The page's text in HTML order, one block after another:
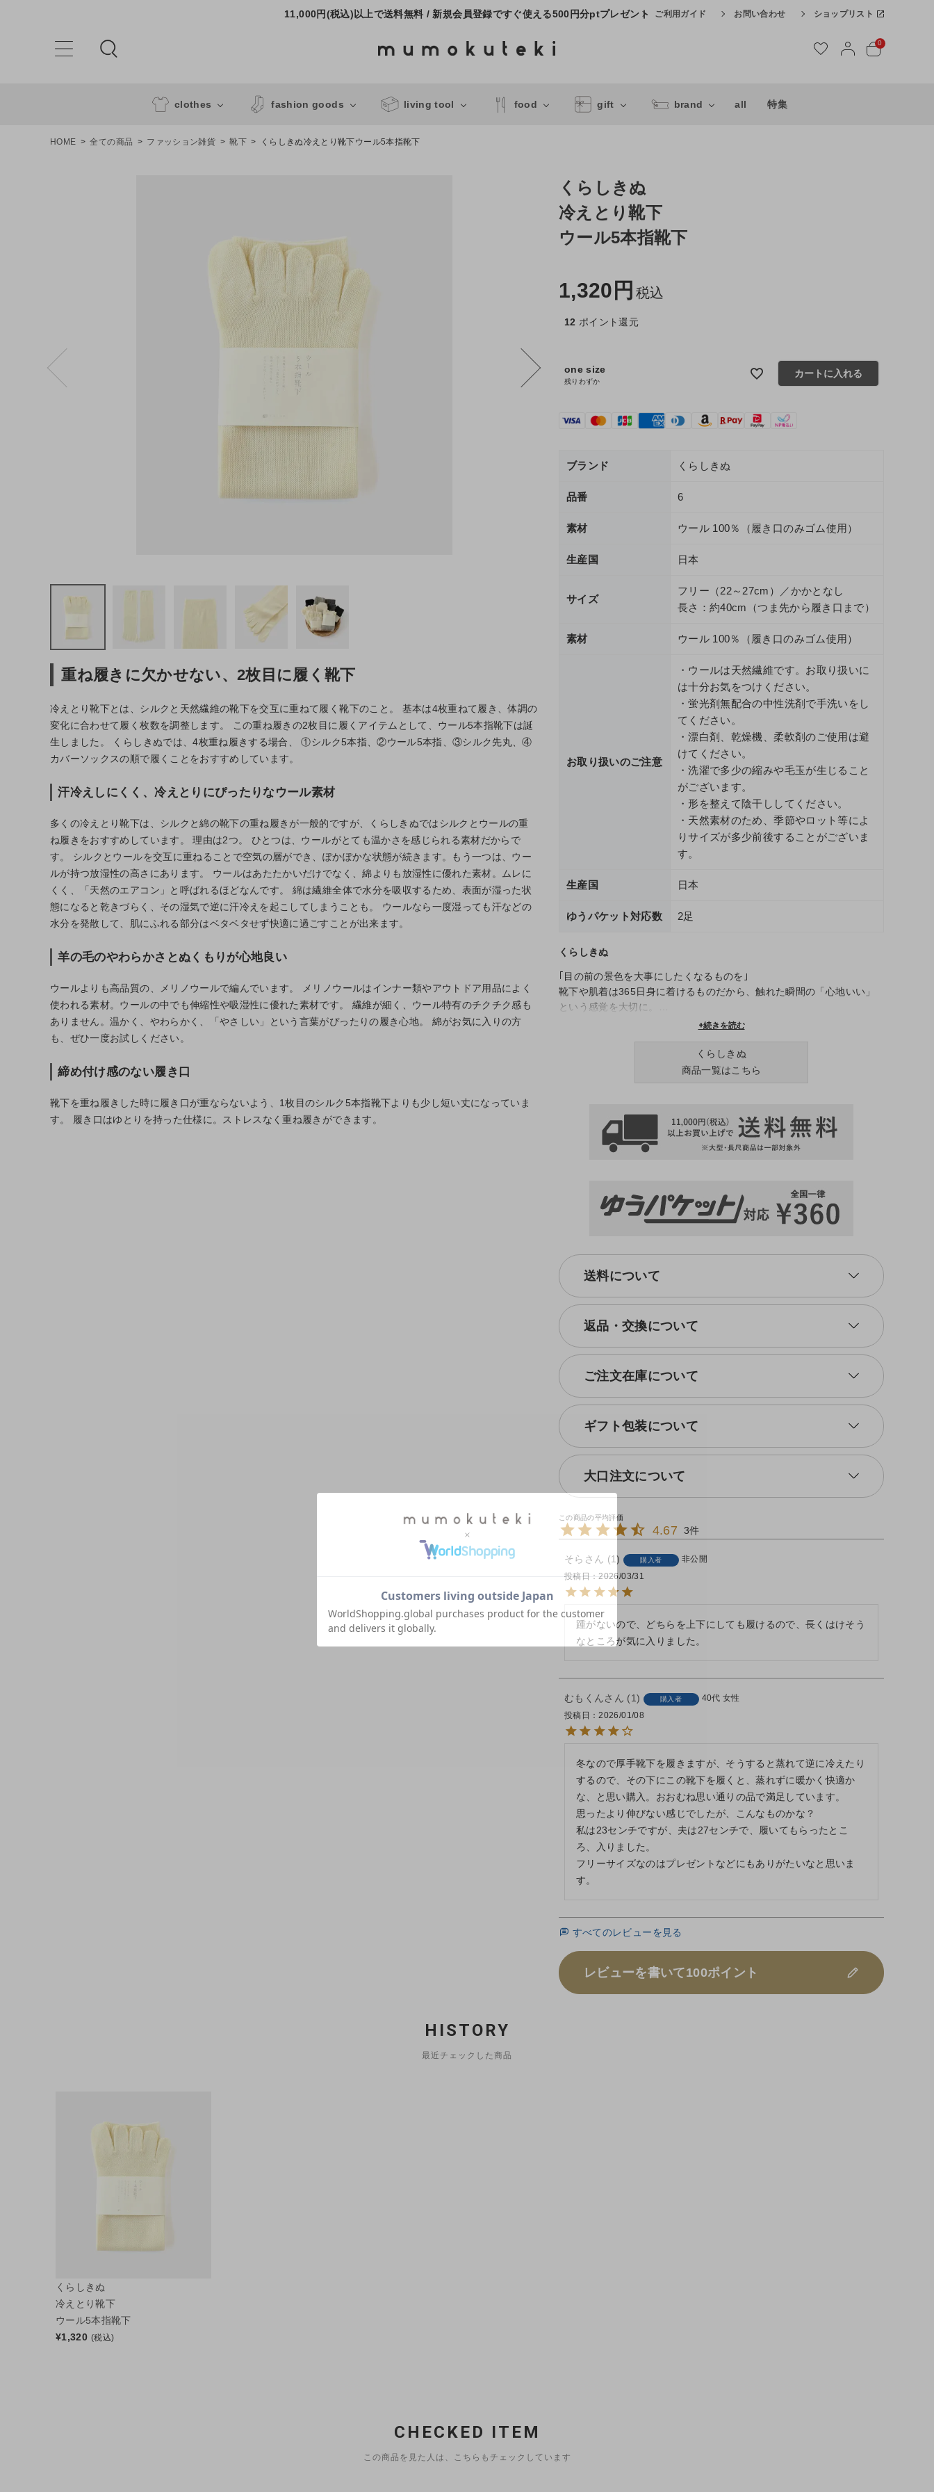
11,000円(税込)以上で送料無料 / 新規会員登録ですぐ使える500円分ptプレゼント ご利用ガイド お問い合わせ ショップリスト
0
clothes fashion goods living tool food gift brand all 特集
CATEGORY
食品
全ての商品
CONTENTS
お問い合わせ
ショップリスト
HOME 全ての商品 ファッション雑貨 靴下 くらしきぬ冷えとり靴下ウール5本指靴下
重ね履きに欠かせない、2枚目に履く靴下
冷えとり靴下とは、シルクと天然繊維の靴下を交互に重ねて履く靴下のこと。 基本は4枚重ねて履き、体調の
変化に合わせて履く枚数を調整します。 この重ね履きの2枚目に履くアイテムとして、ウール5本指靴下は誕
生しました。 くらしきぬでは、4枚重ね履きする場合、 ①シルク5本指、②ウール5本指、③シルク先丸、④
カバーソックスの順で履くことをおすすめしています。
汗冷えしにくく、冷えとりにぴったりなウール素材
多くの冷えとり靴下は、シルクと綿の靴下の重ね履きが一般的ですが、くらしきぬではシルクとウールの重
ね履きをおすすめしています。 理由は2つ。 ひとつは、ウールがとても温かさを感じられる素材だからで
す。 シルクとウールを交互に重ねることで空気の層ができ、ぽかぽかな状態が続きます。もう一つは、ウー
ルが持つ放湿性の高さにあります。 ウールはあたたかいだけでなく、綿よりも放湿性に優れた素材。ムレに
くく、「天然のエアコン」と呼ばれるほどなんです。 綿は繊維全体で水分を吸収するため、表面が湿った状
態になると乾きづらく、その湿気で逆に汗冷えを起こしてしまうことも。 ウールなら一度湿っても汗などの
水分を発散して、肌にふれる部分はベタベタせず快適に過ごすことが出来ます。
羊の毛のやわらかさとぬくもりが心地良い
ウールよりも高品質の、メリノウールで編んでいます。 メリノウールはインナー類やアウトドア用品によく
使われる素材。ウールの中でも伸縮性や吸湿性に優れた素材です。 繊維が細く、ウール特有のチクチク感も
ありません。温かく、やわらかく、「やさしい」という言葉がぴったりの履き心地。 綿がお気に入りの方
も、ぜひ一度お試しください。
締め付け感のない履き口
靴下を重ね履きした時に履き口が重ならないよう、1枚目のシルク5本指靴下よりも少し短い丈になっていま
す。 履き口はゆとりを持った仕様に。ストレスなく重ね履きができます。
くらしきぬ
冷えとり靴下
ウール5本指靴下
1,320 税込
12 ポイント還元
one size
残りわずか
カートに入れる
ブランド くらしきぬ
品番 6
素材 ウール 100％（履き口のみゴム使用）
生産国 日本
サイズ
フリー（22～27cm）／かかとなし
長さ：約40cm（つま先から履き口まで）
素材 ウール 100％（履き口のみゴム使用）
お取り扱いのご注意
・ウールは天然繊維です。お取り扱いに
は十分お気をつけください。
・蛍光剤無配合の中性洗剤で手洗いをし
てください。
・漂白剤、乾燥機、柔軟剤のご使用は避
けてください。
・洗濯で多少の縮みや毛玉が生じること
がございます。
・形を整えて陰干ししてください。
・天然素材のため、季節やロット等によ
りサイズが多少前後することがございま
す。
生産国 日本
ゆうパケット対応数 2足
くらしきぬ
｢目の前の景色を大事にしたくなるものを｣
靴下や肌着は365日身に着けるものだから、触れた瞬間の「心地いい」
という感覚を大切に。
せわしない日常の中で、体だけでなく心もふわっと温まるものをお届け
+続きを読む
くらしきぬ
商品一覧はこちら
送料について
返品・交換について
ご注文在庫について
ギフト包装について
大口注文について
4.67 3
そら 1 購入者
非公開
投稿日
2026/03/31
踵がないので、どちらを上下にしても履けるので、長くはけそう
なところが気に入りました。
むもくん 1 購入者 40代 女性
投稿日
2026/01/08
冬なので厚手靴下を履きますが、そうすると蒸れて逆に冷えたり
するので、その下にこの靴下を履くと、蒸れずに暖かく快適か
な、と思い購入。おおむね思い通りの品で満足しています。
思ったより伸びない感じでしたが、こんなものかな？
私は23センチですが、夫は27センチで、履いてもらったとこ
ろ、入りました。
フリーサイズなのはプレゼントなどにもありがたいなと思いま
す。
すべてのレビューを見る
レビューを書いて100ポイント
HISTORY
最近チェックした商品
くらしきぬ
冷えとり靴下
ウール5本指靴下
¥1,320 (税込)
CHECKED ITEM
この商品を見た人は、こちらもチェックしています